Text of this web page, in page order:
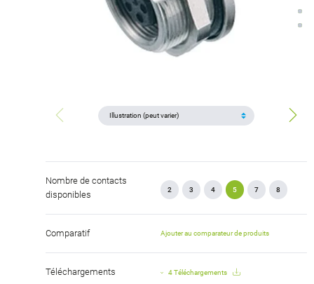
Nombre de contacts
disponibles
2 3 4 5 7 8
Comparatif Ajouter au comparateur de produits
Téléchargements 4 Téléchargements